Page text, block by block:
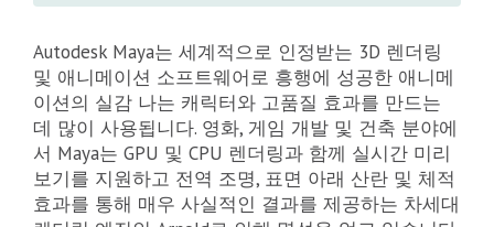
Autodesk Maya는 세계적으로 인정받는 3D 렌더링
및 애니메이션 소프트웨어로 흥행에 성공한 애니메
이션의 실감 나는 캐릭터와 고품질 효과를 만드는
데 많이 사용됩니다. 영화, 게임 개발 및 건축 분야에
서 Maya는 GPU 및 CPU 렌더링과 함께 실시간 미리
보기를 지원하고 전역 조명, 표면 아래 산란 및 체적
효과를 통해 매우 사실적인 결과를 제공하는 차세대